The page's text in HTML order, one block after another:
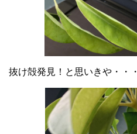
抜け殻発見！と思いきや・・・